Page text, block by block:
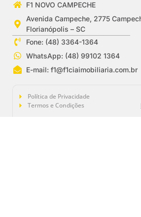
F1 NOVO CAMPECHE
Avenida Campeche, 2775
Florianópolis – SC
Fone: (48) 3364-1364
WhatsApp: (48) 99102 1364
E-mail:f1@f1ciaimobiliaria.com.br
Política de Privacidade
Termos e Condições